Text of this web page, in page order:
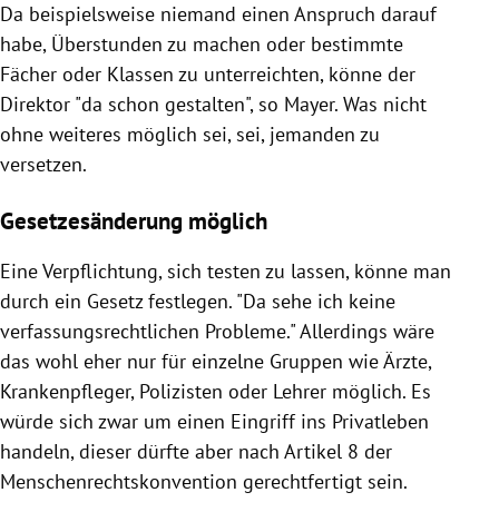
Da beispielsweise niemand einen Anspruch darauf
habe, Überstunden zu machen oder bestimmte
Fächer oder Klassen zu unterreichten, könne der
Direktor "da schon gestalten", so Mayer. Was nicht
ohne weiteres möglich sei, sei, jemanden zu
versetzen.
Gesetzesänderung möglich
Eine Verpflichtung, sich testen zu lassen, könne man
durch ein Gesetz festlegen. "Da sehe ich keine
verfassungsrechtlichen Probleme." Allerdings wäre
das wohl eher nur für einzelne Gruppen wie Ärzte,
Krankenpfleger, Polizisten oder Lehrer möglich. Es
würde sich zwar um einen Eingriff ins Privatleben
handeln, dieser dürfte aber nach Artikel 8 der
Menschenrechtskonvention gerechtfertigt sein.